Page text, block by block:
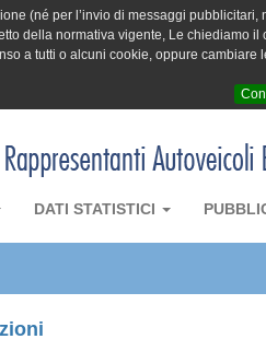
(né per l’invio di messaggi
della normativa vigente, Le chiediamo
a tutti o alcuni cookie, oppure
DATI STATISTICI